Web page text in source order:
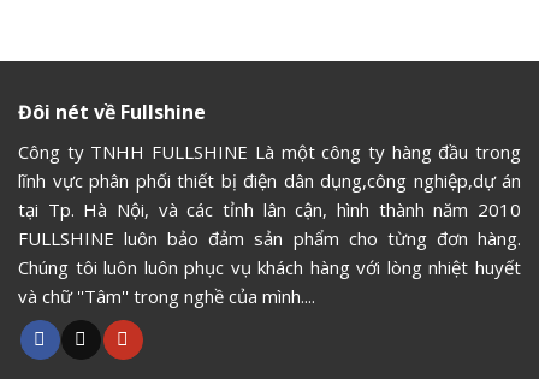
Đôi nét về Fullshine
Công ty TNHH FULLSHINE Là một công ty hàng đầu trong
lĩnh vực phân phối thiết bị điện dân dụng,công nghiệp,dự án
tại Tp. Hà Nội, và các tỉnh lân cận, hình thành năm 2010
FULLSHINE luôn bảo đảm sản phẩm cho từng đơn hàng.
Chúng tôi luôn luôn phục vụ khách hàng với lòng nhiệt huyết
và chữ ''Tâm'' trong nghề của mình....